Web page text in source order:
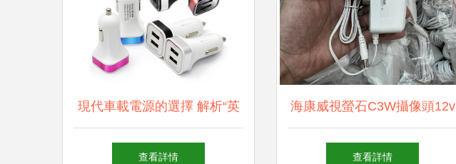
現代車載電源的選擇 解析“英
才星YC-150”雙USB充電器的
查看詳情
海康威視螢石C3W攝像頭12v
電源適配器 兼容性與選擇的
查看詳情